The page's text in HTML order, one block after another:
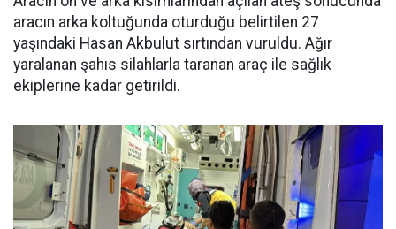
aracın arka koltuğunda oturduğu belirtilen 27
yaşındaki Hasan Akbulut sırtından vuruldu. Ağır
yaralanan şahıs silahlarla taranan araç ile sağlık
ekiplerine kadar getirildi.